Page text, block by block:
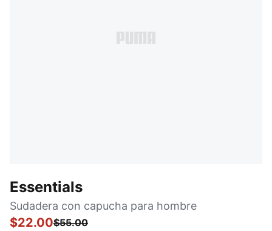
Essentials
Sudadera con capucha para hombre
$22.00$55.00